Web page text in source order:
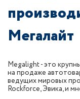
Мегалайт
Megalight - это
на продаже
ведущих мировых
Rockforce, Эвика, и